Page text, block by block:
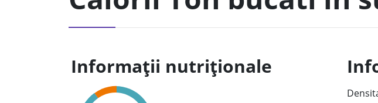
Informații nutriționale